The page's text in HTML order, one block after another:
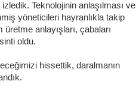
Teknolojinin anlaşılması ve
yöneticileri hayranlıkla takip
üretme anlayışları, çabaları
oldu.
hissettik, daralmanın